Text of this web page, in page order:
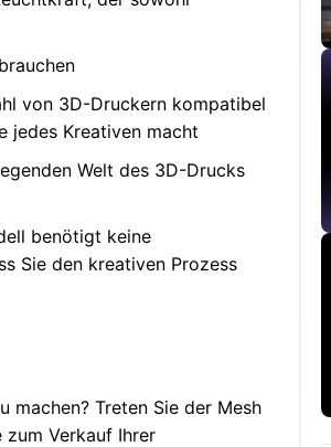
von 3D-Druckern kompatibel
jedes Kreativen macht
Welt des 3D-Drucks
benötigt keine
Sie den kreativen Prozess
machen? Treten Sie der Mesh
Verkauf Ihrer